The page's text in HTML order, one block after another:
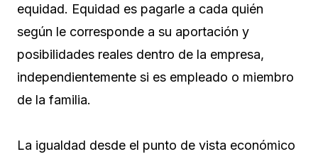
equidad. Equidad es pagarle a cada quién
según le corresponde a su aportación y
posibilidades reales dentro de la empresa,
independientemente si es empleado o miembro
de la familia.
La igualdad desde el punto de vista económico